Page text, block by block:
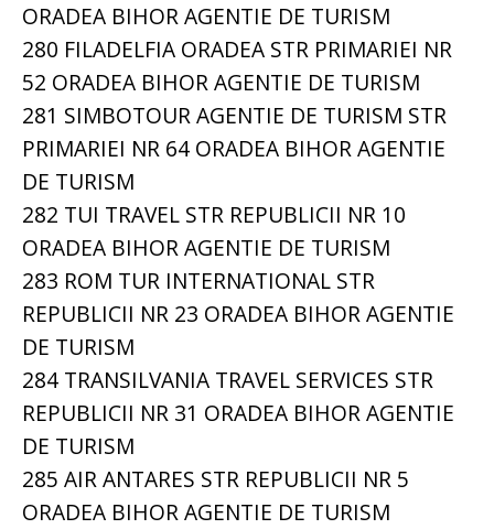
ORADEA BIHOR AGENTIE DE TURISM
280 FILADELFIA ORADEA STR PRIMARIEI NR
52 ORADEA BIHOR AGENTIE DE TURISM
281 SIMBOTOUR AGENTIE DE TURISM STR
PRIMARIEI NR 64 ORADEA BIHOR AGENTIE
DE TURISM
282 TUI TRAVEL STR REPUBLICII NR 10
ORADEA BIHOR AGENTIE DE TURISM
283 ROM TUR INTERNATIONAL STR
REPUBLICII NR 23 ORADEA BIHOR AGENTIE
DE TURISM
284 TRANSILVANIA TRAVEL SERVICES STR
REPUBLICII NR 31 ORADEA BIHOR AGENTIE
DE TURISM
285 AIR ANTARES STR REPUBLICII NR 5
ORADEA BIHOR AGENTIE DE TURISM